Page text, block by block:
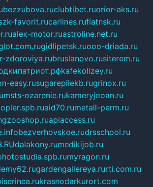
bezzubova.ruclubtibet.ruorior-aks.ru
favorit.rucarlines.ruflatnsk.ru
alex-motor.ruastroline.net.ru
gidlipetsk.ruooo-driada.ru
zdoroviya.rubruslanovo.rusiterem.ru
kafekolizey.ru
easy.rusugarepilekb.rugrinox.ru
msts-ozarenie.rukameryjooan.ru
aid70.rumetall-perm.ru
apiaccess.ru
bezverhovskoe.rudrsschool.ru
dalakony.rumedikijob.ru
myragon.ru
gardengallereya.rurti.com.ru
krasnodarkurort.com